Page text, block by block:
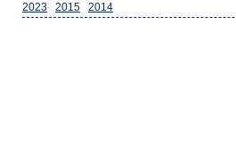
2023 2015 2014